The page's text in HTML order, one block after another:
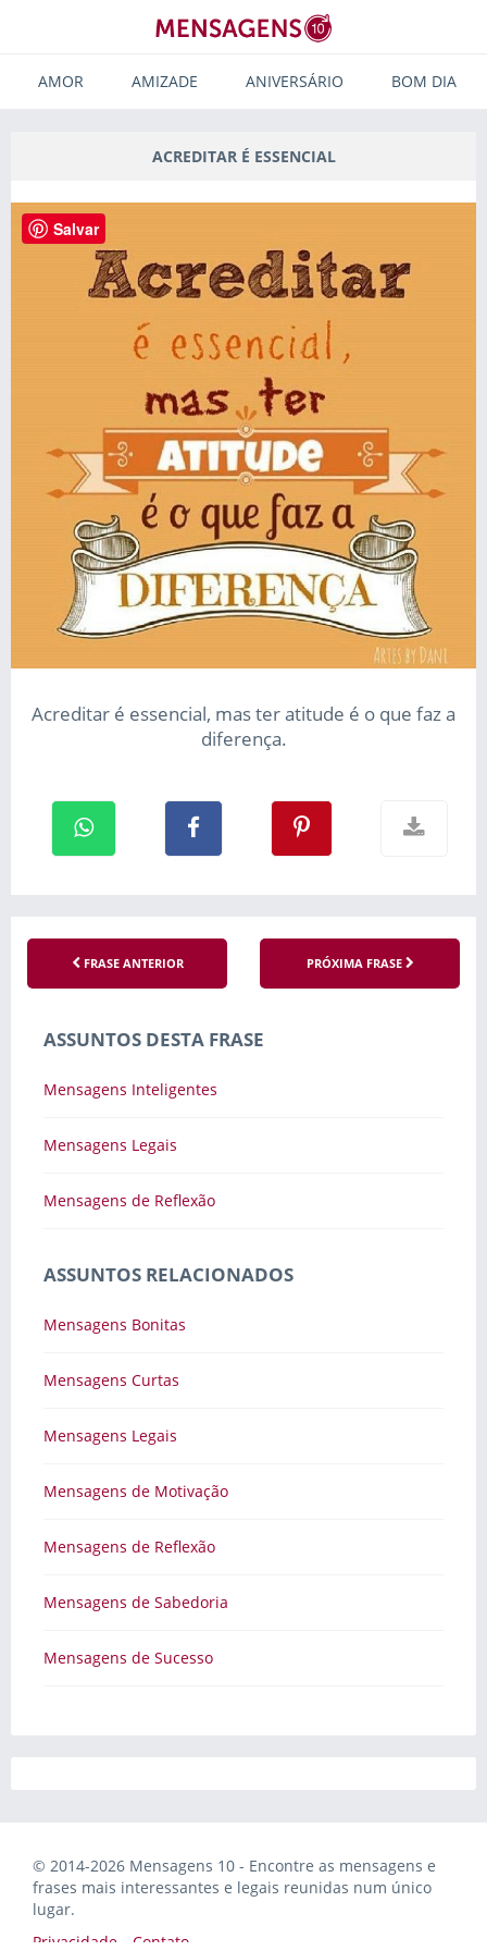
AMOR AMIZADE ANIVERSÁRIO BOM DIA
ACREDITAR É ESSENCIAL
Acreditar é essencial, mas ter atitude é o que faz a
diferença.
FRASE ANTERIOR PRÓXIMA FRASE
ASSUNTOS DESTA FRASE
Mensagens Inteligentes
Mensagens Legais
Mensagens de Reflexão
ASSUNTOS RELACIONADOS
Mensagens Bonitas
Mensagens Curtas
Mensagens Legais
Mensagens de Motivação
Mensagens de Reflexão
Mensagens de Sabedoria
Mensagens de Sucesso
© 2014-2026 Mensagens 10 - Encontre as mensagens e
frases mais interessantes e legais reunidas num único
lugar.
Privacidade
Contato
Salvar